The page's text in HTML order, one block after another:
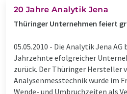
20 Jahre Analytik Jena
Thüringer Unternehmen feiert
05.05.2010 - Die Analytik Jena AG
Jahrzehnte efolgreicher
zurück. Der Thüringer Hersteller
Analysenmesstechnik wurde im
Wende- und Umbruchzeiten als